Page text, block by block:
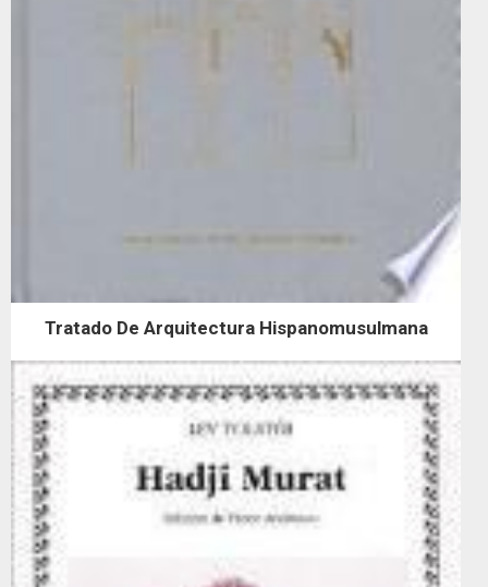
Tratado De Arquitectura Hispanomusulmana